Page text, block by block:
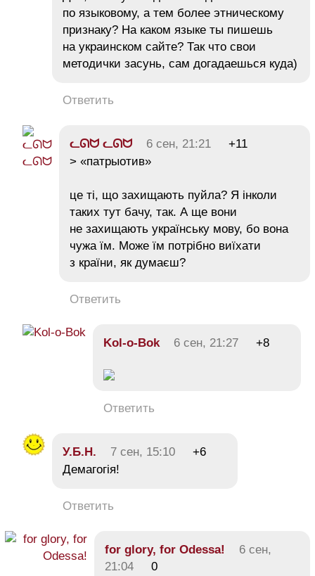
по языковому, а тем более этническому
признаку? На каком языке ты пишешь
на украинском сайте? Так что свои
методички засунь, сам догадаешься куда)
Ответить
ᓚᘏᗢ ᓚᘏᗢ 6 сен, 21:21
+11
> «патрыотив»
це ті, що захищають пуйла? Я інколи
таких тут бачу, так. А ще вони
не захищають українську мову, бо вона
чужа їм. Може їм потрібно виїхати
з країни, як думаєш?
Ответить
Kol-o-Bok 6 сен, 21:27 +8
Ответить
У.Б.Н. 7 сен, 15:10
+6
Демагогія!
Ответить
for glory, for Odessa!
6 сен,
21:04
0